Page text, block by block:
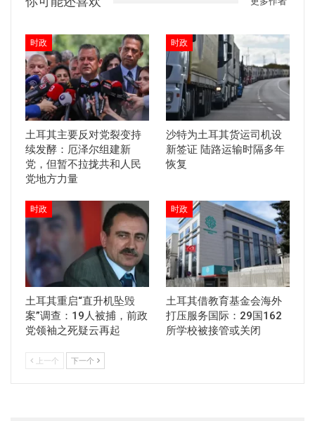
时政
土耳其主要反对党裂变持
续发酵：厄泽尔组建新
党，但暂不拉拢共和人民
党地方力量
时政
沙特为土耳其货运司机设
新签证 陆路运输时隔多年
恢复
时政
土耳其重启“直升机坠毁
案”调查：19人被捕，前政
党领袖之死疑云再起
时政
土耳其借教育基金会海外
打压服务国际：29国162
所学校被接管或关闭
上一个 下一个